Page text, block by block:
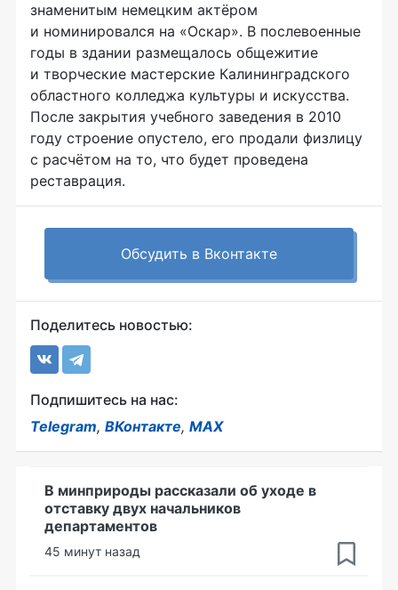
знаменитым немецким актёром
и номинировался на «Оскар». В послевоенные
годы в здании размещалось общежитие
и творческие мастерские Калининградского
областного колледжа культуры и искусства.
После закрытия учебного заведения в 2010
году строение опустело, его продали физлицу
с расчётом на то, что будет проведена
реставрация.
Обсудить в Вконтакте
Поделитесь новостью:
Подпишитесь на нас:
Telegram, ВКонтакте, MAX
В минприроды рассказали об уходе в
отставку двух начальников
департаментов
45 минут назад